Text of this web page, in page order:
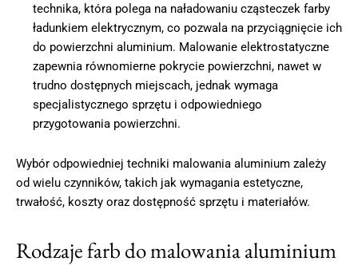
technika, która polega na naładowaniu cząsteczek farby
ładunkiem elektrycznym, co pozwala na przyciągnięcie ich
do powierzchni aluminium. Malowanie elektrostatyczne
zapewnia równomierne pokrycie powierzchni, nawet w
trudno dostępnych miejscach, jednak wymaga
specjalistycznego sprzętu i odpowiedniego
przygotowania powierzchni.
Wybór odpowiedniej techniki malowania aluminium zależy
od wielu czynników, takich jak wymagania estetyczne,
trwałość, koszty oraz dostępność sprzętu i materiałów.
Rodzaje farb do malowania aluminium